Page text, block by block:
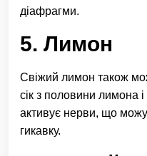
діафрагми.
5. Лимон
Свіжий лимон також
сік з половини лимона
активує нерви, що
гикавку.